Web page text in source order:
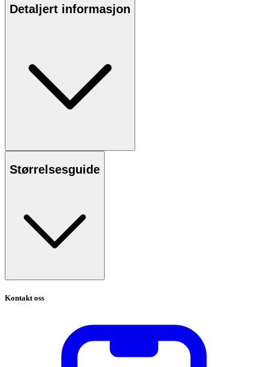
Detaljert informasjon
Størrelsesguide
Kontakt oss